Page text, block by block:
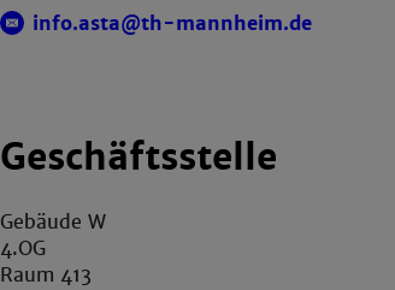
info.asta@th-mannheim.de
Geschäftsstelle
Gebäude W
4.OG
Raum 413